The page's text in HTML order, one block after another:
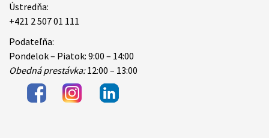
Ústredňa:
+421 2 507 01 111
Podateľňa:
Pondelok – Piatok: 9:00 – 14:00
Obedná prestávka:12:00 – 13:00